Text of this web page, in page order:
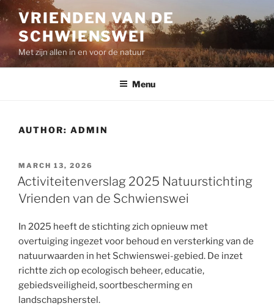
Skip
to
content
VRIENDEN VAN DE
SCHWIENSWEI
Met zijn allen in en voor de natuur
Menu
AUTHOR: ADMIN
POSTED
ON
MARCH 13, 2026
Activiteitenverslag 2025 Natuurstichting
Vrienden van de Schwienswei
In 2025 heeft de stichting zich opnieuw met
overtuiging ingezet voor behoud en versterking van de
natuurwaarden in het Schwienswei-gebied. De inzet
richtte zich op ecologisch beheer, educatie,
gebiedsveiligheid, soortbescherming en
landschapsherstel.